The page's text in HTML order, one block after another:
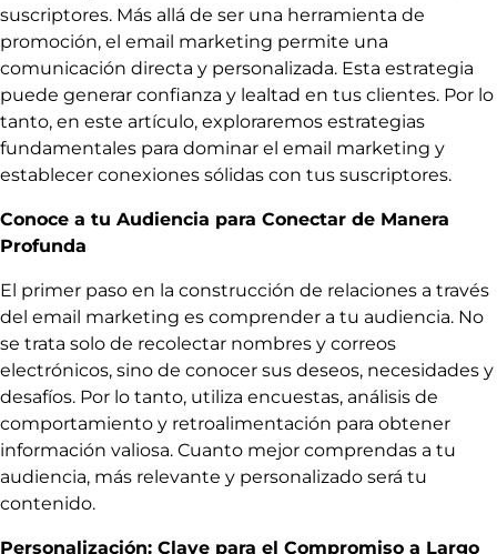
suscriptores. Más allá de ser una herramienta de
promoción, el email marketing permite una
comunicación directa y personalizada. Esta estrategia
puede generar confianza y lealtad en tus clientes. Por lo
tanto, en este artículo, exploraremos estrategias
fundamentales para dominar el email marketing y
establecer conexiones sólidas con tus suscriptores.
Conoce a tu Audiencia para Conectar de Manera
Profunda
El primer paso en la construcción de relaciones a través
del email marketing es comprender a tu audiencia. No
se trata solo de recolectar nombres y correos
electrónicos, sino de conocer sus deseos, necesidades y
desafíos. Por lo tanto, utiliza encuestas, análisis de
comportamiento y retroalimentación para obtener
información valiosa. Cuanto mejor comprendas a tu
audiencia, más relevante y personalizado será tu
contenido.
Personalización: Clave para el Compromiso a Largo